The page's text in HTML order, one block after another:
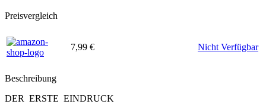
Preisvergleich
7,99 € Nicht Verfügbar
Beschreibung
DER ERSTE EINDRUCK